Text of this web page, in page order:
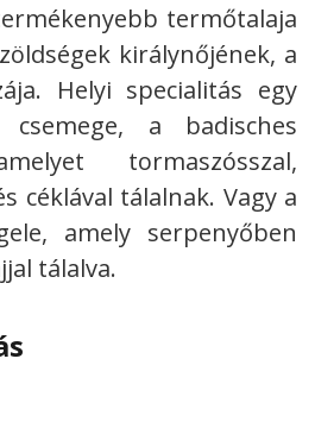
termőtalaja
királynőjének, a
Helyi specialitás egy
a badisches
tormaszósszal,
céklával tálalnak. Vagy a
amely serpenyőben
tálalva.